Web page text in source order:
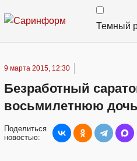
Темный
9 марта 2015, 12:30
Безработный
восьмилетнюю дочь
Поделиться
новостью: